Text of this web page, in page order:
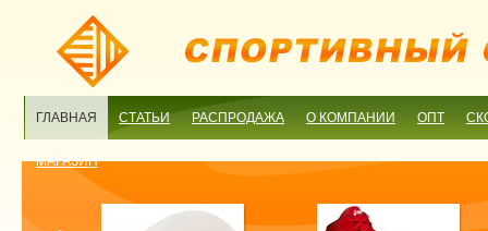
ГЛАВНАЯ СТАТЬИ РАСПРОДАЖА О КОМПАНИИ ОПТ
МАГАЗИН